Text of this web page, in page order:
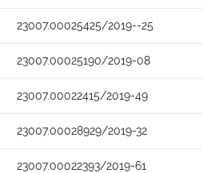
23007.00025425/2019--25
23007.00025190/2019-08
23007.00022415/2019-49
23007.00028929/2019-32
23007.00022393/2019-61